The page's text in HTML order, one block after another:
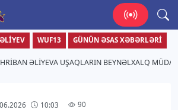
bizimlə yaşa!
WUF13 GÜNÜN ƏSAS XƏBƏRLƏRI
ƏLIYEVA UŞAQLARIN BEYNƏLXALQ
10:03 90